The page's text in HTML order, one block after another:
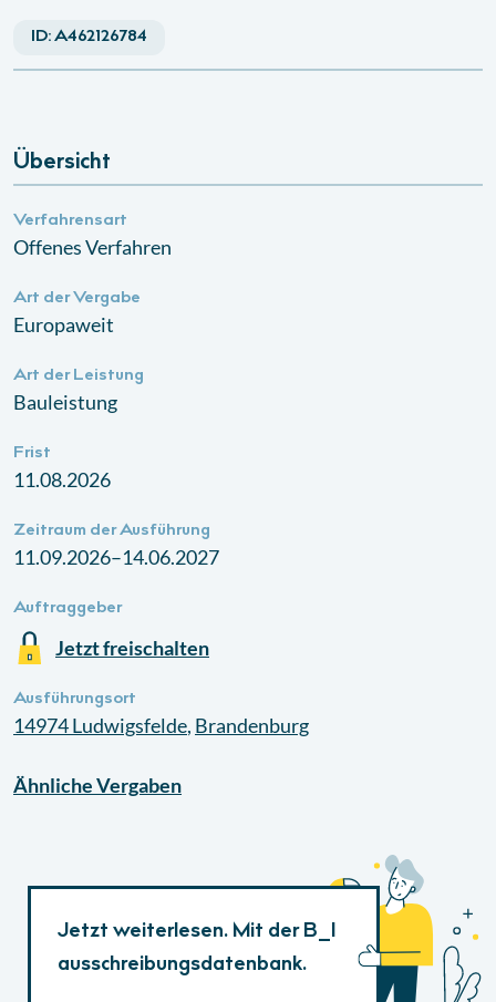
ID:A462126784
Übersicht
Verfahrensart
Offenes Verfahren
Art der Vergabe
Europaweit
Art der Leistung
Bauleistung
Frist
11.08.2026
Zeitraum der Ausführung
11.09.2026–14.06.2027
Auftraggeber
Jetzt freischalten
Ausführungsort
14974Ludwigsfelde, Brandenburg
ÄhnlicheVergaben
Jetzt weiterlesen. Mit der B_I
ausschreibungsdatenbank.